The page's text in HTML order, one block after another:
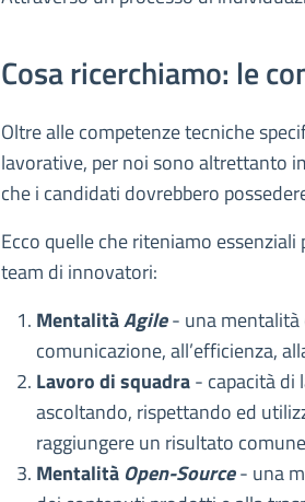
Cosa ricerchiamo: le
Oltre alle competenze tecniche
lavorative, per noi sono altrettanto
che i candidati dovrebbero
Ecco quelle che riteniamo
team di innovatori:
MentalitàAgile- una mentalità
comunicazione, all’efficienza,
Lavoro di squadra- capacità di
ascoltando, rispettando ed
raggiungere un risultato
Mentalità Open-Source- una